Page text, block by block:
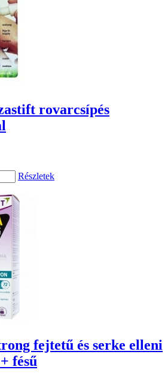
rovarcsípés
Részletek
fejtetű és serke elleni
fésű